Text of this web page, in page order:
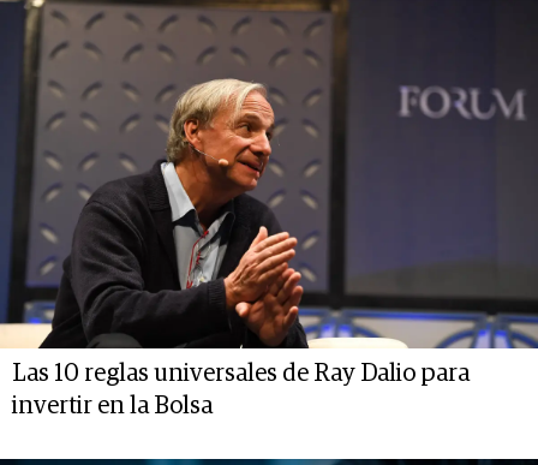
Las 10 reglas universales de Ray Dalio para
invertir en la Bolsa